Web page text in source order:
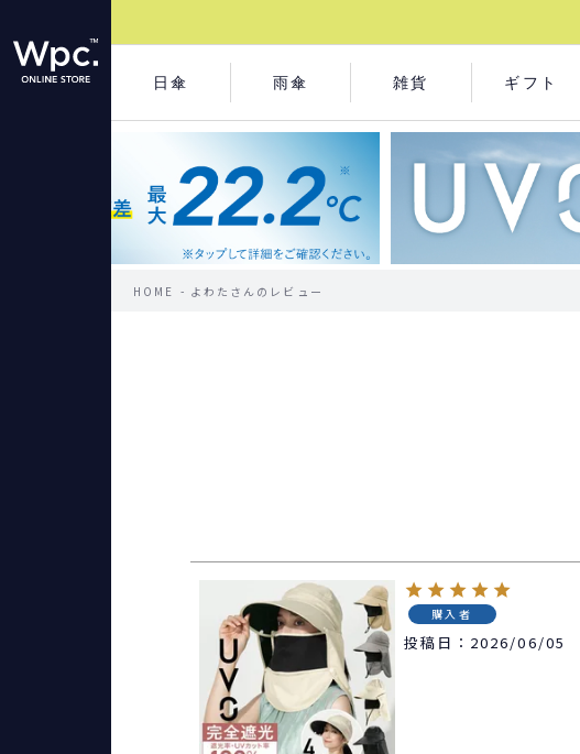
日傘 雨傘 雑貨 ギフト
HOME よわたさんのレビュー
購入者
投稿日 2026/06/05